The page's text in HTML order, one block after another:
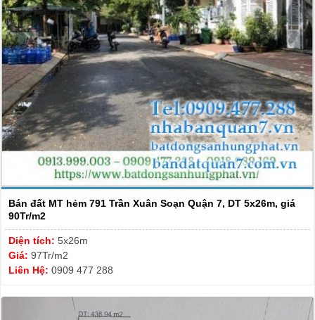
Bán đất MT hẻm 791 Trần Xuân Soạn Quận 7, DT 5x26m, giá
90Tr/m2
Diện tích: 5x26m
Giá: 97Tr/m2
Liên Hệ: 0909 477 288